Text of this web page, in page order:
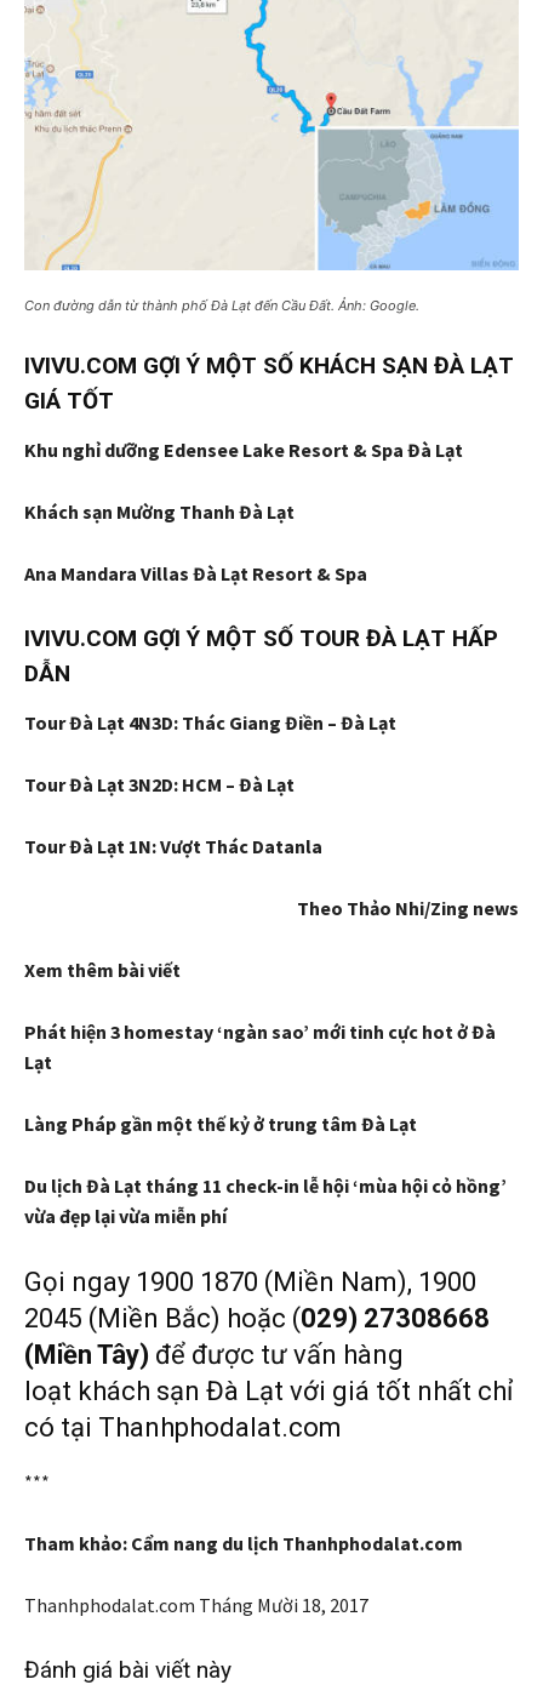
Con đường dẫn từ thành phố Đà Lạt đến Cầu Đất. Ảnh: Google.
IVIVU.COM GỢI Ý MỘT SỐ KHÁCH SẠN ĐÀ LẠT
GIÁ TỐT
Khu nghỉ dưỡng Edensee Lake Resort & Spa Đà Lạt
Khách sạn Mường Thanh Đà Lạt
Ana Mandara Villas Đà Lạt Resort & Spa
IVIVU.COM GỢI Ý MỘT SỐ TOUR ĐÀ LẠT HẤP
DẪN
Tour Đà Lạt 4N3D: Thác Giang Điền – Đà Lạt
Tour Đà Lạt 3N2D: HCM – Đà Lạt
Tour Đà Lạt 1N: Vượt Thác Datanla
Theo Thảo Nhi/Zing news
Xem thêm bài viết
Phát hiện 3 homestay ‘ngàn sao’ mới tinh cực hot ở Đà
Lạt
Làng Pháp gần một thế kỷ ở trung tâm Đà Lạt
Du lịch Đà Lạt tháng 11 check-in lễ hội ‘mùa hội cỏ hồng’
vừa đẹp lại vừa miễn phí
Gọi ngay 1900 1870 (Miền Nam), 1900
2045 (Miền Bắc) hoặc (029) 27308668
(Miền Tây) để được tư vấn hàng
loạt khách sạn Đà Lạt với giá tốt nhất chỉ
có tại Thanhphodalat.com
***
Tham khảo: Cẩm nang du lịch Thanhphodalat.com
Thanhphodalat.com Tháng Mười 18, 2017
Đánh giá bài viết này